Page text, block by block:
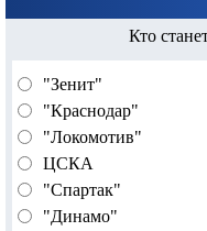
Кто
"Зенит"
"Краснодар"
"Локомотив"
ЦСКА
"Спартак"
"Динамо"